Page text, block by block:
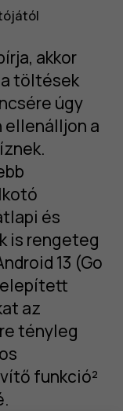
akkor
töltések
úgy
ellenálljon a
és
is rengeteg
13 (Go
az
tényleg
funkció²